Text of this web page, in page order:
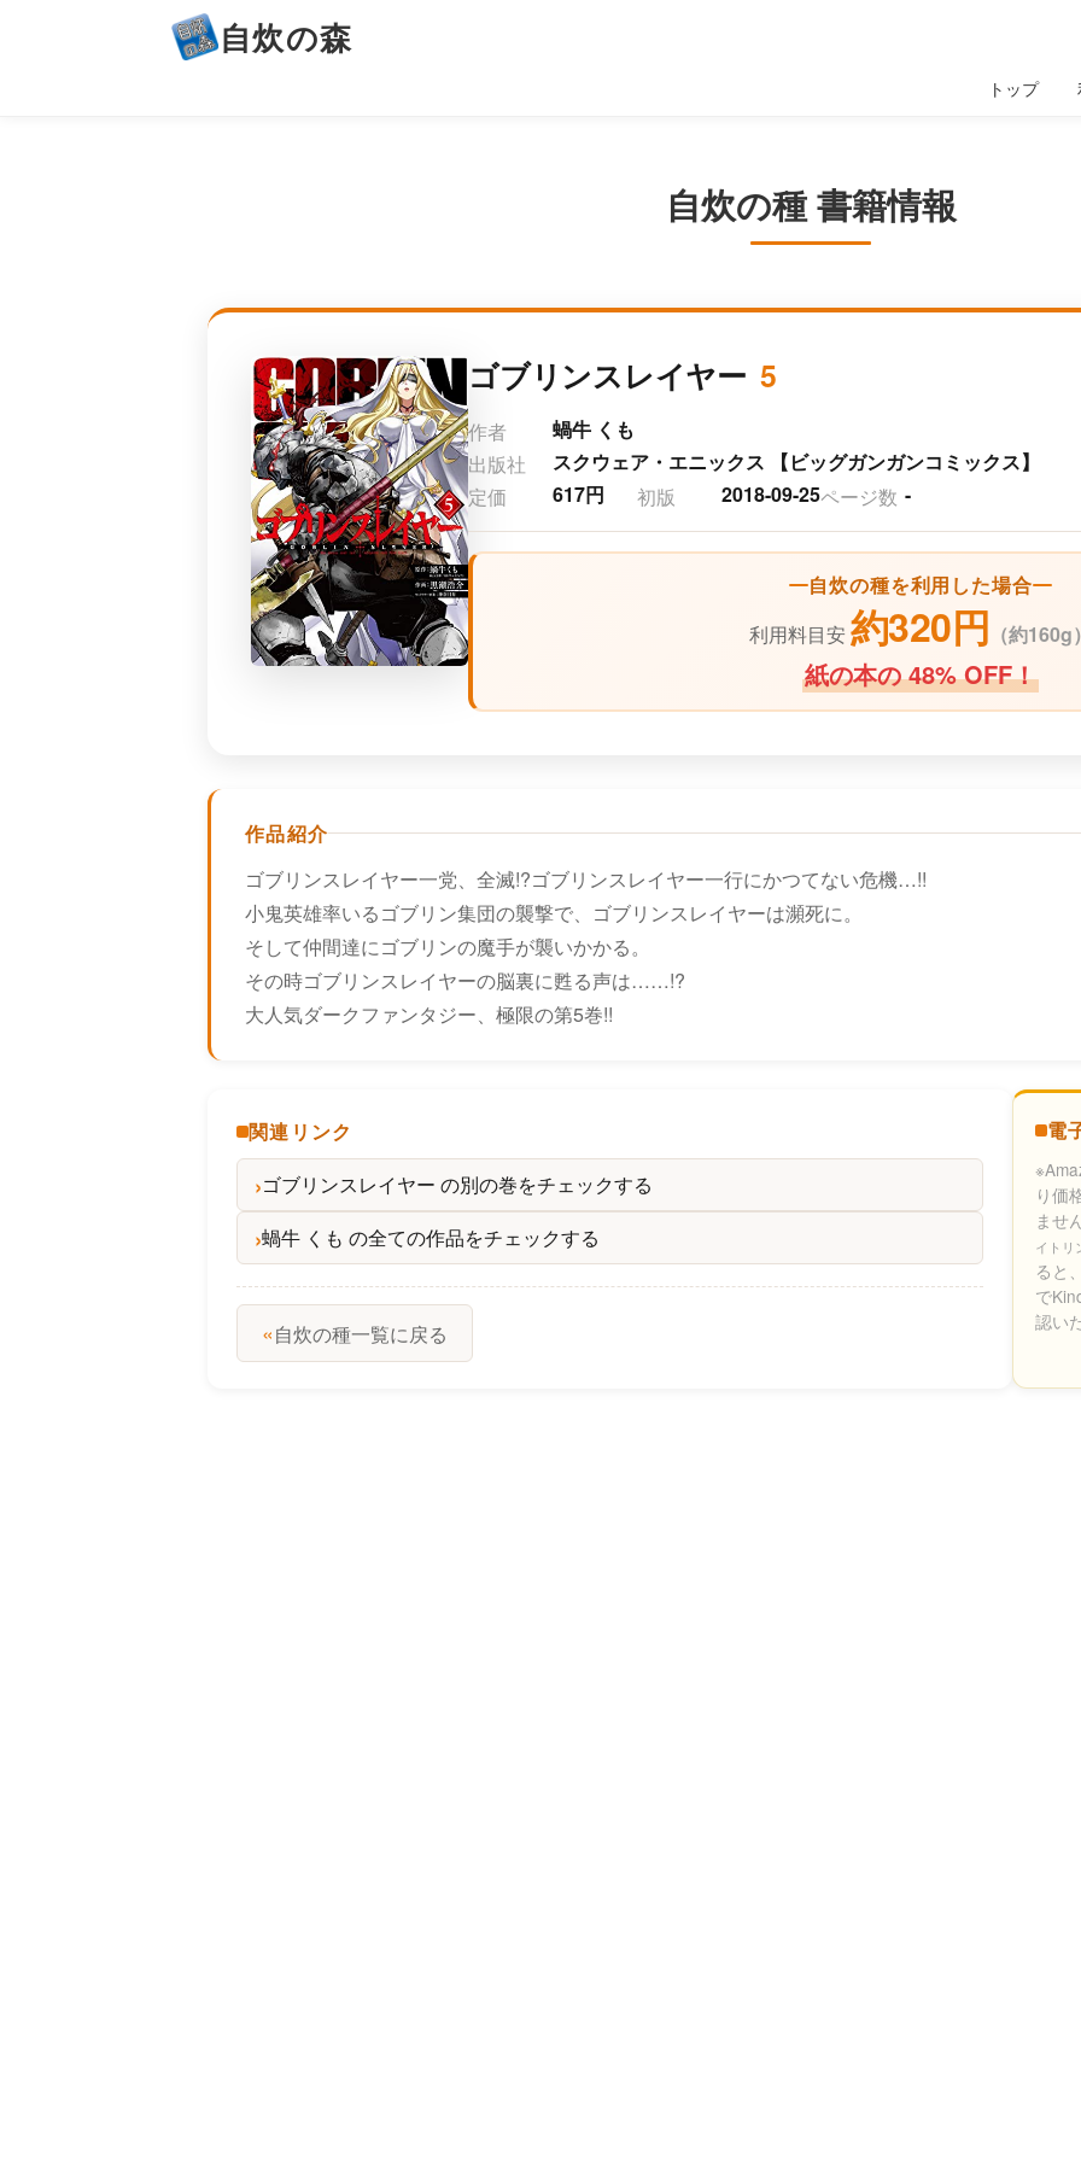
自炊の森
トップ
自炊の種 書籍情報
ゴブリンスレイヤー 5
作者
蝸牛 くも
出版社
スクウェア・エニックス 【ビッグガンガンコミックス】
定価
617円 初版 2018-09-25ページ数 -
自炊の種を利用した場合
利用料目安約320円 （約160g
紙の本の 48% OFF！
作品紹介
ゴブリンスレイヤー一党、全滅!?ゴブリンスレイヤー一行にかつてない危機…!!
小鬼英雄率いるゴブリン集団の襲撃で、ゴブリンスレイヤーは瀕死に。
そして仲間達にゴブリンの魔手が襲いかかる。
その時ゴブリンスレイヤーの脳裏に甦る声は……!?
大人気ダークファンタジー、極限の第5巻!!
関連リンク
ゴブリンスレイヤー の別の巻をチェックする
蝸牛 くも の全ての作品をチェックする
«自炊の種一覧に戻る
電
り価
ませ
イトリ
ると
で
認い